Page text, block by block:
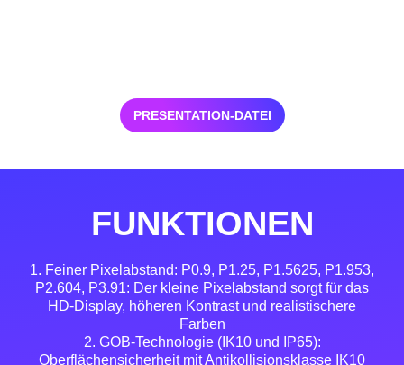
PRESENTATION-DATEI
FUNKTIONEN
1. Feiner Pixelabstand: P0.9, P1.25, P1.5625, P1.953,
P2.604, P3.91: Der kleine Pixelabstand sorgt für das
HD-Display, höheren Kontrast und realistischere
Farben
2. GOB-Technologie (IK10 und IP65):
Oberflächensicherheit mit Antikollisionsklasse IK10